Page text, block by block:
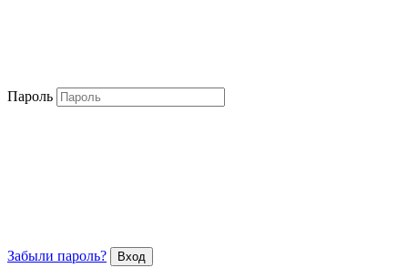
Пароль
Забыли пароль?